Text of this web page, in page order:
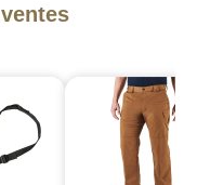
ventes